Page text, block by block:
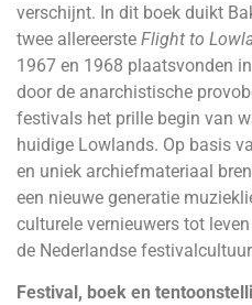
verschijnt. In dit boek duikt
twee allereerste Flight to
1967 en 1968 plaatsvonden
door de anarchistische
festivals het prille begin van
huidige Lowlands. Op basis
en uniek archiefmateriaal
een nieuwe generatie
culturele vernieuwers tot
de Nederlandse
Festival, boek en